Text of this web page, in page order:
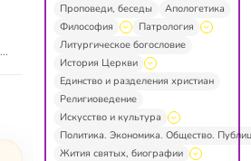
Проповеди, беседы
Апологетика
Философия
Патрология
Литургическое богословие
История Церкви
Единство и разделения христиан
Религиоведение
Искусство и культура
Политика. Экономика. Общество.
Жития святых, биографии